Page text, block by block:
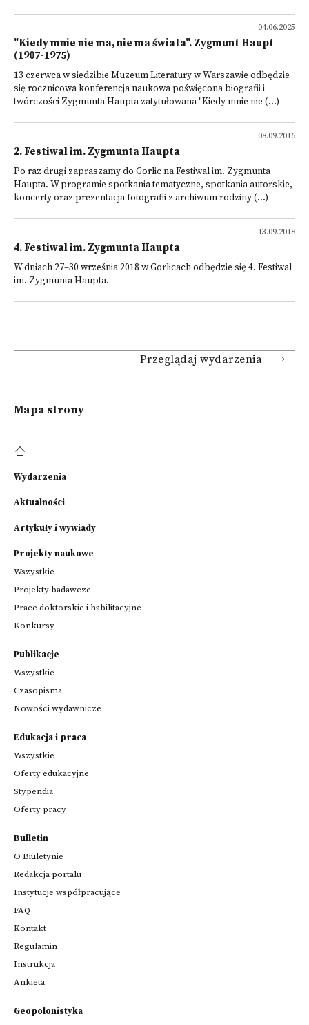
04.06.2025
"Kiedy mnie nie ma, nie ma świata". Zygmunt Haupt
(1907-1975)
13 czerwca w siedzibie Muzeum Literatury w Warszawie odbędzie
się rocznicowa konferencja naukowa poświęcona biografii i
twórczości Zygmunta Haupta zatytułowana "Kiedy mnie nie (...)
08.09.2016
2. Festiwal im. Zygmunta Haupta
Po raz drugi zapraszamy do Gorlic na Festiwal im. Zygmunta
Haupta. W programie spotkania tematyczne, spotkania autorskie,
koncerty oraz prezentacja fotografii z archiwum rodziny (...)
13.09.2018
4. Festiwal im. Zygmunta Haupta
W dniach 27–30 września 2018 w Gorlicach odbędzie się 4. Festiwal
im. Zygmunta Haupta.
Przeglądaj wydarzenia
Mapa strony
Wydarzenia
Aktualności
Artykuły i wywiady
Projekty naukowe
Wszystkie
Projekty badawcze
Prace doktorskie i habilitacyjne
Konkursy
Publikacje
Wszystkie
Czasopisma
Nowości wydawnicze
Edukacja i praca
Wszystkie
Oferty edukacyjne
Stypendia
Oferty pracy
Bulletin
O Biuletynie
Redakcja portalu
Instytucje współpracujące
FAQ
Kontakt
Regulamin
Instrukcja
Ankieta
Geopolonistyka